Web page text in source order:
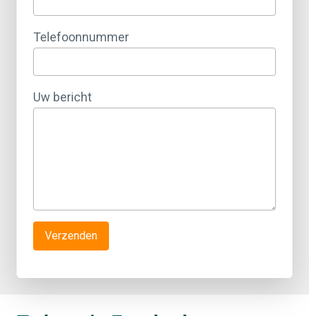
Telefoonnummer
Uw bericht
Verzenden